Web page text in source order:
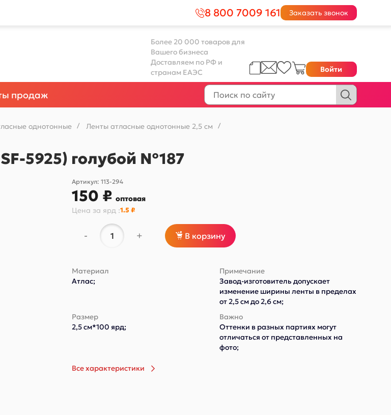
8 800 7009 161 Заказать звонок
Более 20 000 товаров для
Вашего бизнеса
Доставляем по РФ и
странам ЕАЭС
Войти
продаж
однотонные / Ленты атласные однотонные 2,5 см
/
5925) голубой №187
Артикул:113-294
150 ₽оптовая
Цена за ярд :1.5 ₽
- + В корзину
Материал
Атлас;
Примечание
Завод-изготовитель допускает
изменение ширины ленты в пределах
от 2,5 см до 2,6 см;
Размер
2,5 см*100 ярд;
Важно
Оттенки в разных партиях могут
отличаться от представленных на
фото;
Все характеристики